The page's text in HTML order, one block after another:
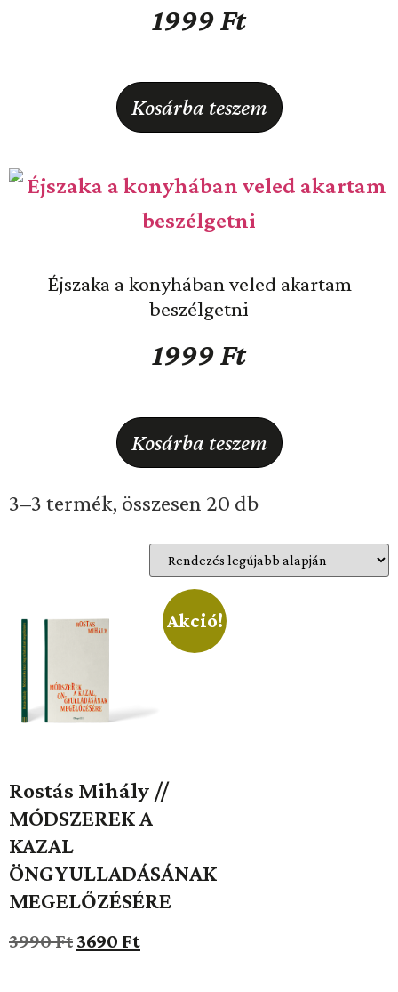
1999Ft
Kosárba teszem
Éjszaka a konyhában veled akartam
beszélgetni
1999Ft
Kosárba teszem
3–3 termék, összesen 20 db
Akció!
Rostás Mihály //
MÓDSZEREK A
KAZAL
ÖNGYULLADÁSÁNAK
MEGELŐZÉSÉRE
3990Ft 3690 Ft